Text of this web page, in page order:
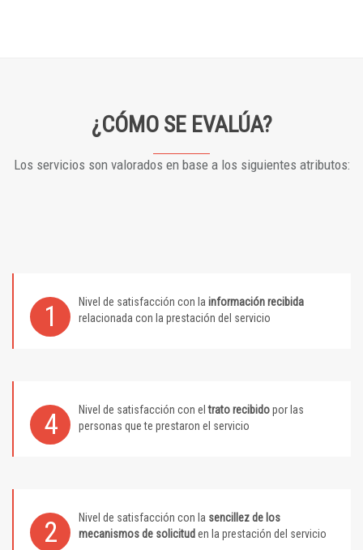
¿CÓMO SE EVALÚA?
Los servicios son valorados en base a los siguientes atributos:
1 Nivel de satisfacción con la información recibida
relacionada con la prestación del servicio
4 Nivel de satisfacción con eltrato recibidopor las
personas que te prestaron el servicio
2 Nivel de satisfacción con la sencillez de los
mecanismos de solicitud en la prestación del servicio